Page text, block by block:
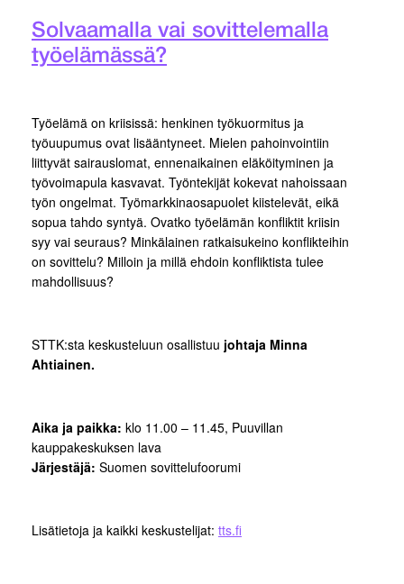
Solvaamalla vai sovittelemalla
työelämässä?
Työelämä on kriisissä: henkinen työkuormitus ja
työuupumus ovat lisääntyneet. Mielen pahoinvointiin
liittyvät sairauslomat, ennenaikainen eläköityminen ja
työvoimapula kasvavat. Työntekijät kokevat nahoissaan
työn ongelmat. Työmarkkinaosapuolet kiistelevät, eikä
sopua tahdo syntyä. Ovatko työelämän konfliktit kriisin
syy vai seuraus? Minkälainen ratkaisukeino konflikteihin
on sovittelu? Milloin ja millä ehdoin konfliktista tulee
mahdollisuus?
STTK:sta keskusteluun osallistuu johtaja Minna
Ahtiainen.
Aika ja paikka: klo 11.00 – 11.45, Puuvillan
kauppakeskuksen lava
Järjestäjä: Suomen sovittelufoorumi
Lisätietoja ja kaikki keskustelijat: tts.fi